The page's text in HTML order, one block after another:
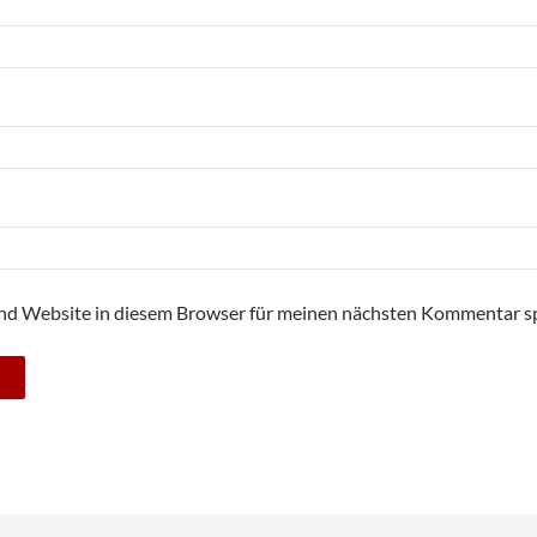
Website in diesem Browser für meinen nächsten Kommentar